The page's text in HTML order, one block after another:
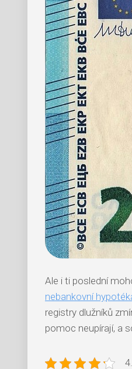
Ale i ti poslední
nebankovní
registry dlužníků
pomoc neupírají, a